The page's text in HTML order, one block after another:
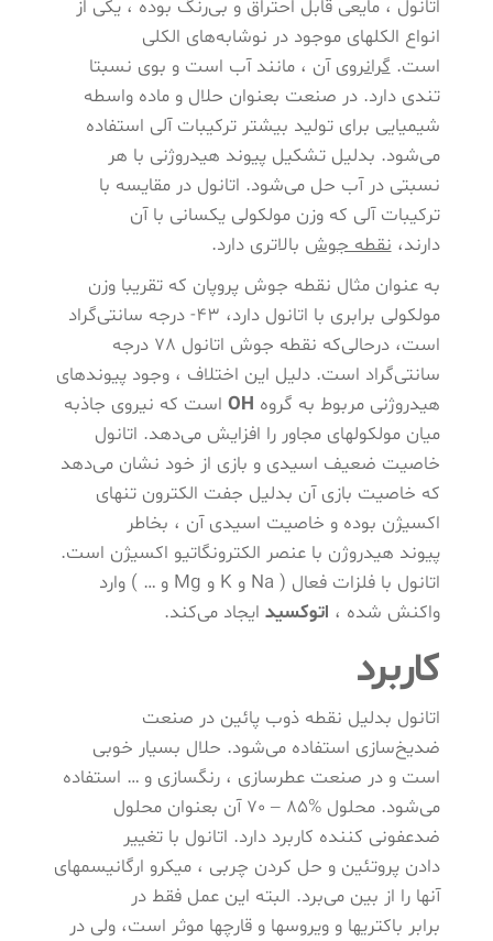
اتانول ، مایعی قابل احتراق و بی‌رنگ بوده ، یکی از
انواع الکلهای موجود در نوشابه‌های الکلی
است.گرانروی آن ، مانند آب است و بوی نسبتا
تندی دارد. در صنعت بعنوان حلال و ماده واسطه
شیمیایی برای تولید بیشتر ترکیبات آلی استفاده
می‌شود. بدلیل تشکیل پیوند هیدروژنی با هر
نسبتی در آب حل می‌شود. اتانول در مقایسه با
ترکیبات آلی که وزن مولکولی یکسانی با آن
دارند،نقطه جوش بالاتری دارد.
به عنوان مثال نقطه جوش پروپان که تقریبا وزن
مولکولی برابری با اتانول دارد، 43- درجه سانتی‌گراد
است، درحالی‌که نقطه جوش اتانول 78 درجه
سانتی‌گراد است. دلیل این اختلاف ، وجود پیوندهای
هیدروژنی مربوط به گروه OH است که نیروی جاذبه
میان مولکولهای مجاور را افزایش می‌دهد. اتانول
خاصیت ضعیف اسیدی و بازی از خود نشان می‌دهد
که خاصیت بازی آن بدلیل جفت الکترون تنهای
اکسیژن بوده و خاصیت اسیدی آن ، بخاطر
پیوند هیدروژن با عنصر الکترونگاتیو اکسیژن است.
اتانول با فلزات فعال ( Na و K و Mg و … ) وارد
واکنش شده ، اتوکسید ایجاد می‌کند.
کاربرد
اتانول بدلیل نقطه ذوب پائین در صنعت
ضدیخ‌سازی استفاده می‌شود. حلال بسیار خوبی
است و در صنعت عطرسازی ، رنگسازی و … استفاده
می‌شود. محلول %85 – 70 آن بعنوان محلول
ضدعفونی کننده کاربرد دارد. اتانول با تغییر
دادن پروتئین و حل کردن چربی ، میکرو ارگانیسمهای
آنها را از بین می‌برد. البته این عمل فقط در
برابر باکتریها و ویروسها و قارچها موثر است، ولی در